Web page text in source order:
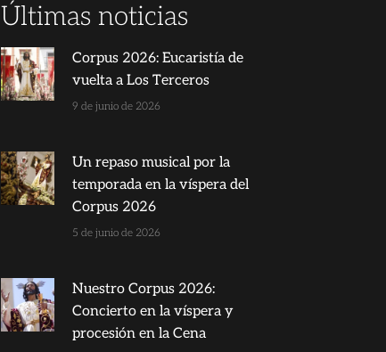
Últimas noticias
Corpus 2026: Eucaristía de
vuelta a Los Terceros
9 de junio de 2026
Un repaso musical por la
temporada en la víspera del
Corpus 2026
5 de junio de 2026
Nuestro Corpus 2026:
Concierto en la víspera y
procesión en la Cena